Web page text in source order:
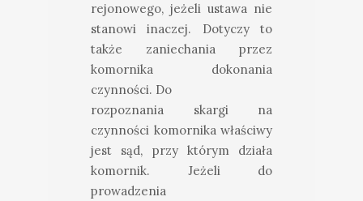
rejonowego, jeżeli ustawa nie
stanowi inaczej. Dotyczy to
także zaniechania przez
komornika dokonania
czynności. Do
rozpoznania skargi na
czynności komornika właściwy
jest sąd, przy którym działa
komornik. Jeżeli do
prowadzenia